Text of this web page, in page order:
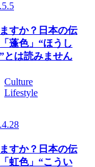
すか？日本の伝
蓬色」“ほうし
とは読みません
Culture
Lifestyle
すか？日本の伝
虹色」“こうい